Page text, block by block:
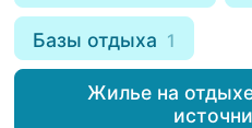
Базы отдыха 1
Жилье на